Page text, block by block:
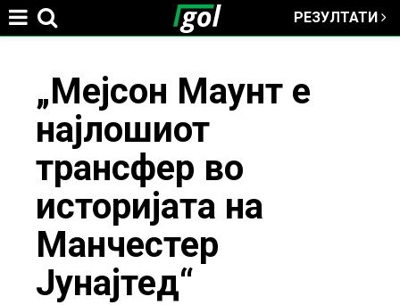
РЕЗУЛТАТИ
here
„Мејсон Маунт е
најлошиот
трансфер во
историјата на
Манчестер
Јунајтед“